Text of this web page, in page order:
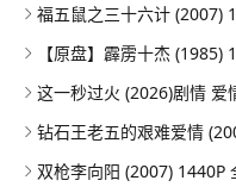
福五鼠之三十六计 (2007)
钻石王老五的艰难爱情
双枪李向阳 (2007) 1440P